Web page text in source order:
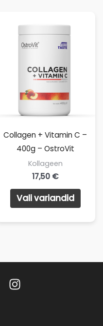
Collagen + Vitamin C –
400g – OstroVit
Kollageen
17,50 €
Vali variandid
Sellel